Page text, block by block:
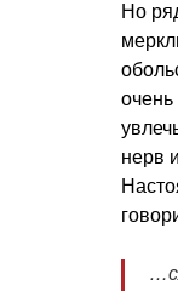
Но
нерв